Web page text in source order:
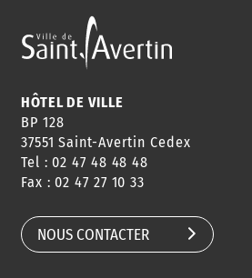
ANNUAIRE
HORAIRES
CONSEILS
DE QUARTIER
HÔTEL DE VILLE
BP 128
37551 Saint-Avertin Cedex
Tel : 02 47 48 48 48
Fax : 02 47 27 10 33
NOUS CONTACTER